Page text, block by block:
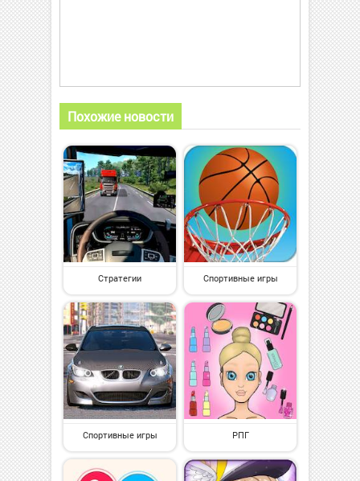
Похожие новости
Стратегии Спортивные игры
Спортивные игры РПГ